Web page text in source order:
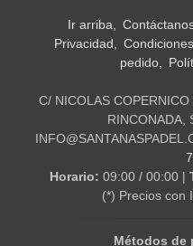
Ir arriba
Privacidad
pedido
C/ NICOLAS
RINCONADA,
Horario: 09:00 / 00:00 |
(*) Precios con
Métodos de